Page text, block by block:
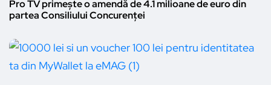
Pro TV primește o amendă de 4.1 milioane de euro din
partea Consiliului Concurenței